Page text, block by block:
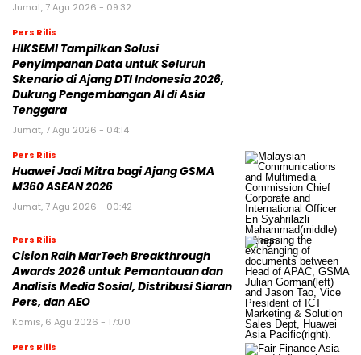
Jumat, 7 Agu 2026 - 09:32
Pers Rilis
HIKSEMI Tampilkan Solusi
Penyimpanan Data untuk Seluruh
Skenario di Ajang DTI Indonesia 2026,
Dukung Pengembangan AI di Asia
Tenggara
Jumat, 7 Agu 2026 - 04:14
Pers Rilis
Huawei Jadi Mitra bagi Ajang GSMA
M360 ASEAN 2026
Jumat, 7 Agu 2026 - 00:42
Pers Rilis
Cision Raih MarTech Breakthrough
Awards 2026 untuk Pemantauan dan
Analisis Media Sosial, Distribusi Siaran
Pers, dan AEO
Kamis, 6 Agu 2026 - 17:00
Pers Rilis